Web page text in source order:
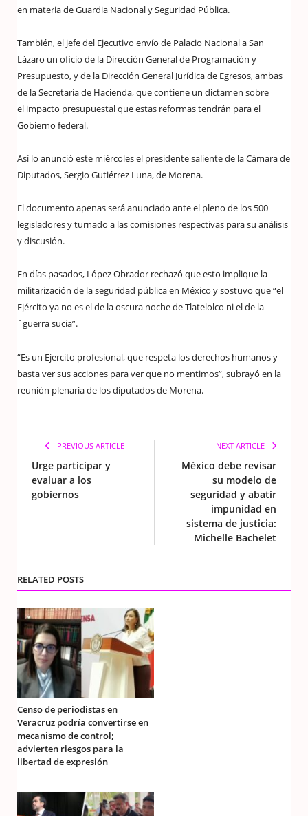
en materia de Guardia Nacional y Seguridad Pública.
También, el jefe del Ejecutivo envío de Palacio Nacional a San
Lázaro un oficio de la Dirección General de Programación y
Presupuesto, y de la Dirección General Jurídica de Egresos, ambas
de la Secretaría de Hacienda, que contiene un dictamen sobre
el impacto presupuestal que estas reformas tendrán para el
Gobierno federal.
Así lo anunció este miércoles el presidente saliente de la Cámara de
Diputados, Sergio Gutiérrez Luna, de Morena.
El documento apenas será anunciado ante el pleno de los 500
legisladores y turnado a las comisiones respectivas para su análisis
y discusión.
En días pasados, López Obrador rechazó que esto implique la
militarización de la seguridad pública en México y sostuvo que “el
Ejército ya no es el de la oscura noche de Tlatelolco ni el de la
´guerra sucia”.
“Es un Ejercito profesional, que respeta los derechos humanos y
basta ver sus acciones para ver que no mentimos”, subrayó en la
reunión plenaria de los diputados de Morena.
PREVIOUS ARTICLE
Urge participar y
evaluar a los
gobiernos
NEXT ARTICLE
México debe revisar
su modelo de
seguridad y abatir
impunidad en
sistema de justicia:
Michelle Bachelet
RELATED POSTS
Censo de periodistas en
Veracruz podría convertirse en
mecanismo de control;
advierten riesgos para la
libertad de expresión